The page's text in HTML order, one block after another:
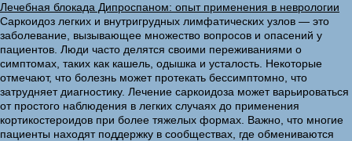
Лечебная блокада Дипроспаном: опыт применения в неврологии
Саркоидоз легких и внутригрудных лимфатических узлов — это
заболевание, вызывающее множество вопросов и опасений у
пациентов. Люди часто делятся своими переживаниями о
симптомах, таких как кашель, одышка и усталость. Некоторые
отмечают, что болезнь может протекать бессимптомно, что
затрудняет диагностику. Лечение саркоидоза может варьироваться
от простого наблюдения в легких случаях до применения
кортикостероидов при более тяжелых формах. Важно, что многие
пациенты находят поддержку в сообществах, где обмениваются